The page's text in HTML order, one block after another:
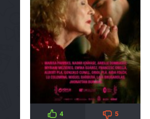
4 5